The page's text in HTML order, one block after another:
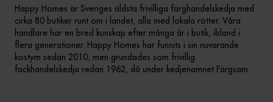
Happy Homes är Sveriges äldsta frivilliga färghandelskedja med
cirka 80 butiker runt om i landet, alla med lokala rötter. Våra
handlare har en bred kunskap efter många år i butik, ibland i
flera generationer. Happy Homes har funnits i sin nuvarande
kostym sedan 2010, men grundades som frivillig
fackhandelskedja redan 1962, då under kedjenamnet Färgsam.